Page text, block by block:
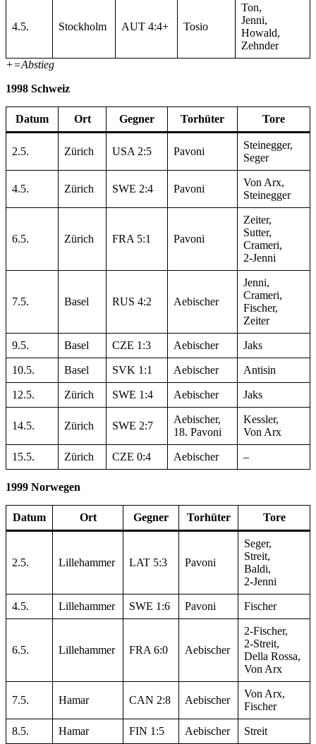
4.5. Stockholm AUT 4:4+ Tosio
Ton,
Jenni,
Howald,
Zehnder
+=Abstieg
1998 Schweiz
Datum Ort Gegner Torhüter Tore
2.5. Zürich USA 2:5 Pavoni
Steinegger,
Seger
4.5. Zürich SWE 2:4 Pavoni
Von Arx,
Steinegger
6.5. Zürich FRA 5:1 Pavoni
Zeiter,
Sutter,
Crameri,
2-Jenni
7.5. Basel RUS 4:2 Aebischer
Jenni,
Crameri,
Fischer,
Zeiter
9.5. Basel CZE 1:3 Aebischer Jaks
10.5. Basel SVK 1:1 Aebischer Antisin
12.5. Zürich SWE 1:4 Aebischer Jaks
14.5. Zürich SWE 2:7
Aebischer,
18. Pavoni
Kessler,
Von Arx
15.5. Zürich CZE 0:4 Aebischer –
1999 Norwegen
Datum Ort Gegner Torhüter Tore
2.5. Lillehammer LAT 5:3 Pavoni
Seger,
Streit,
Baldi,
2-Jenni
4.5. Lillehammer SWE 1:6 Pavoni Fischer
6.5. Lillehammer FRA 6:0 Aebischer
2-Fischer,
2-Streit,
Della Rossa,
Von Arx
7.5. Hamar CAN 2:8 Aebischer
Von Arx,
Fischer
8.5. Hamar FIN 1:5 Aebischer Streit